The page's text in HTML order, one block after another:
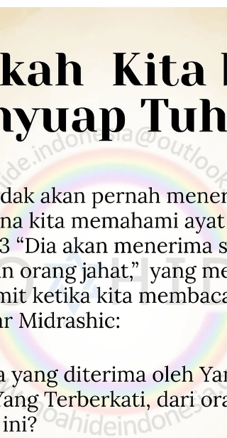
Bayangkan dalam satu hari ada lima hal baik
terjadi padamu, lalu kamu terperosok ke
genangan air berlumpur dan sepatumu kotor.